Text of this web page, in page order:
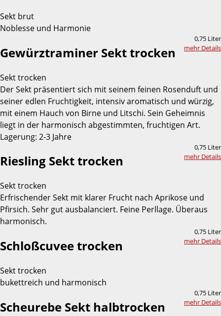
Sekt brut
Noblesse und Harmonie
0,75 Liter
mehr Details
Gewürztraminer Sekt trocken
Sekt trocken
Der Sekt präsentiert sich mit seinem feinen Rosenduft und
seiner edlen Fruchtigkeit, intensiv aromatisch und würzig,
mit einem Hauch von Birne und Litschi. Sein Geheimnis
liegt in der harmonisch abgestimmten, fruchtigen Art.
Lagerung: 2-3 Jahre
0,75 Liter
mehr Details
Riesling Sekt trocken
Sekt trocken
Erfrischender Sekt mit klarer Frucht nach Aprikose und
Pfirsich. Sehr gut ausbalanciert. Feine Perllage. Überaus
harmonisch.
0,75 Liter
mehr Details
Schloßcuvee trocken
Sekt trocken
bukettreich und harmonisch
0,75 Liter
mehr Details
Scheurebe Sekt halbtrocken